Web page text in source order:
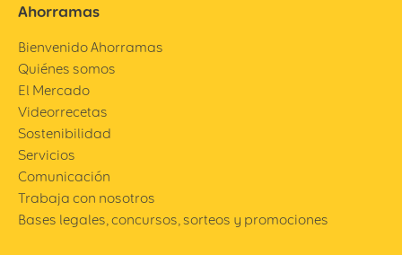
Ahorramas
Bienvenido Ahorramas
Quiénes somos
El Mercado
Videorrecetas
Sostenibilidad
Servicios
Comunicación
Trabaja con nosotros
Bases legales, concursos, sorteos y promociones